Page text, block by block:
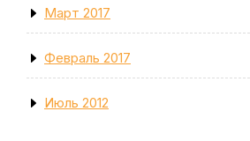
Март 2017
Февраль 2017
Июль 2012